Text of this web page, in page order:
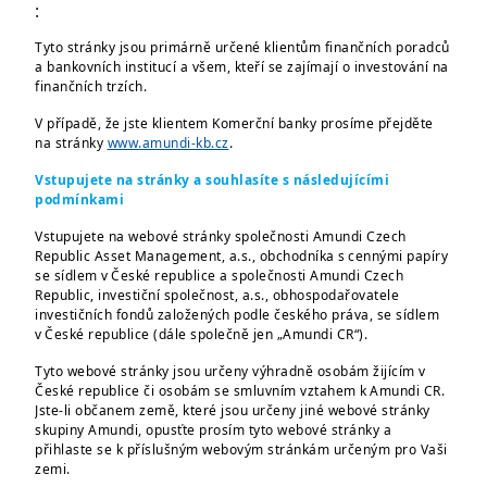
:
Tyto stránky jsou primárně určené klientům finančních poradců
a bankovních institucí a všem, kteří se zajímají o investování na
finančních trzích.
V případě, že jste klientem Komerční banky prosíme přejděte
na stránky www.amundi-kb.cz.
Vstupujete na stránky a souhlasíte s následujícími
podmínkami
Vstupujete na webové stránky společnosti Amundi Czech
Republic Asset Management, a.s., obchodníka s cennými papíry
se sídlem v České republice a společnosti Amundi Czech
Republic, investiční společnost, a.s., obhospodařovatele
investičních fondů založených podle českého práva, se sídlem
v České republice (dále společně jen „Amundi CR“).
Tyto webové stránky jsou určeny výhradně osobám žijícím v
České republice či osobám se smluvním vztahem k Amundi CR.
Jste-li občanem země, které jsou určeny jiné webové stránky
skupiny Amundi, opusťte prosím tyto webové stránky a
přihlaste se k příslušným webovým stránkám určeným pro Vaši
zemi.
Výsledky za 3. čtvrtletí
2024
26/07/2024 | Amundi
Výsledky za 2. čtvrtletí
2024